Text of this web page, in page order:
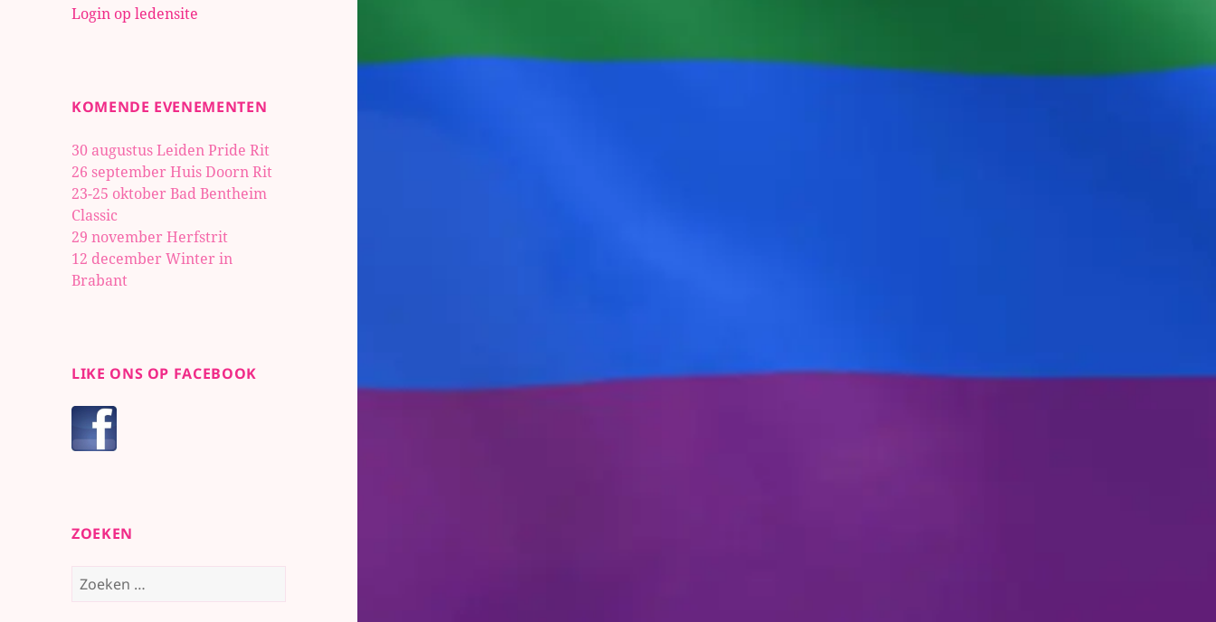
Login op ledensite
KOMENDE EVENEMENTEN
30 augustus Leiden Pride Rit
26 september Huis Doorn Rit
23-25 oktoberBad Bentheim
Classic
29 november Herfstrit
12 december Winter in
Brabant
LIKE ONS OP FACEBOOK
ZOEKEN
Zoeken